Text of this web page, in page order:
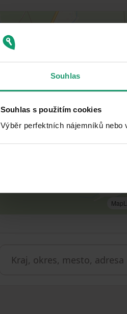
Souhlas
Souhlas s použitím cookies
Výběr perfektních nájemníků